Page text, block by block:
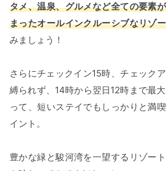
タメ、温泉、グルメなど全ての要素
まったオールインクルーシブなリゾ
みましょう！
さらにチェックイン15時、チェック
縛られず、14時から翌日12時まで最
って、短いステイでもしっかりと満
イント。
豊かな緑と駿河湾を一望するリゾー